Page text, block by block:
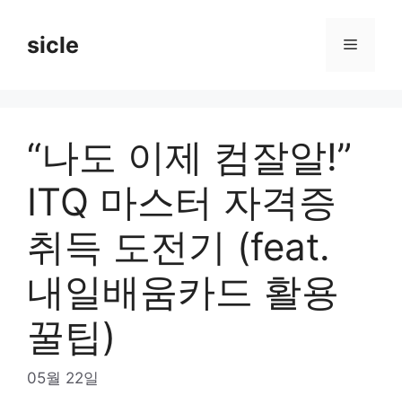
contentsicle Menu
“나도 이제 컴잘알!”
ITQ 마스터 자격증
취득 도전기 (feat.
내일배움카드 활용
꿀팁)
05월 22일